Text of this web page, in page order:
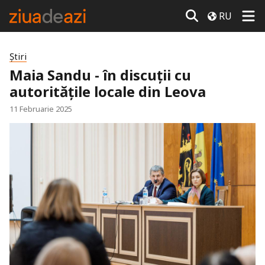
RU
Știri
Maia Sandu - în discuții cu
autoritățile locale din Leova
11 Februarie 2025